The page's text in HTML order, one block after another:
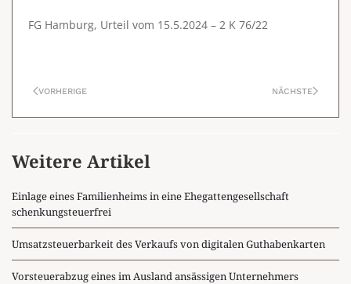
FG Hamburg, Urteil vom 15.5.2024 – 2 K 76/22
VORHERIGE NÄCHSTE
Weitere Artikel
Einlage eines Familienheims in eine Ehegattengesellschaft
schenkungsteuerfrei
Umsatzsteuerbarkeit des Verkaufs von digitalen Guthabenkarten
Vorsteuerabzug eines im Ausland ansässigen Unternehmers